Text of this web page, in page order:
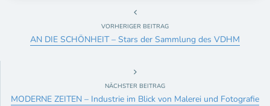
VORHERIGER BEITRAG
AN DIE SCHÖNHEIT – Stars der Sammlung des VDHM
NÄCHSTER BEITRAG
MODERNE ZEITEN – Industrie im Blick von Malerei und Fotografie